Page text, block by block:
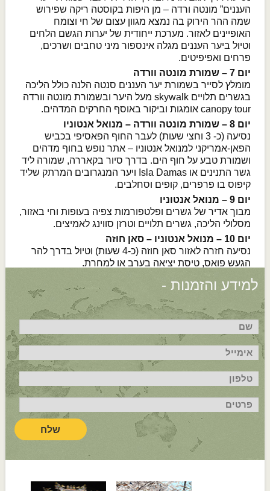
העננים” מונטה ורדה – מן היפות בקוסטה ריקה שפירוש
שמה ההר הירוק בה נמצא מגוון עצום של חי וצומח
האופיינים לאזור. מערכת ייחודית של יערות הגשם הלחים
וטיול ביער העננים מגלה אינספור מיני טחבים ושרכים,
פרחים ואפיפיטים.
יום 7 – שמורת מונטה וורדה
מומלץ לסייר בשמורת יער העננים סנטה הלנה כולל הליכה
בגשרים תלויים skywalk מעל היער ובשמורת מונטה וורדה
canopy tour אומגות וביקור באוסף החרקים המדהים.
יום 8 – שמורת מונטה וורדה – מנואל אנטוניו
נסיעה (כ- 3 וחצי שעות) לעבר החוף הפאסיפי בכביש
הפאן-אמריקני למנואל אנטוניו – אתר נופש בחוף מדהים
ושמורת טבע על חוף הים. בדרך סיור בקאררה, שמורה ליד
גשר התנינים או Isla Damas ויער המנגרובים המרתק שליד
קיפוס בו פרפרים, קופים וסחלבים.
יום 9 – מנואל אנטוניו
מבוך אדיר של גשרים ופלטפורמות צפיה בעופות וחי באזור,
מסלולי הליכה, גשרים תלויים וטרזן סווינג לאמיצים.
יום 10 – מנואל אנטוניו – סאן חוזה
נסיעה חזרה לאזור סאן חוזה (כ-4 שעות) וטיול בדרך להר
הגעש פואס, טיסת יציאה בערב או למחרת.
למידע והזמנות -